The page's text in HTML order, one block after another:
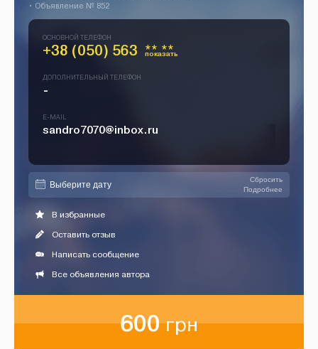
• Объявление № 852
ОСНОВНОЙ ТЕЛЕФОН
+38 (050) 563 ** **
показать
ДОПОЛНИТЕЛЬНЫЙ ТЕЛЕФОН
-
E-MAIL
sandro7070@inbox.ru
Сбросить
Подробнее
В избранные
Оставить отзыв
Написать сообщение
Все объявления автора
600грн